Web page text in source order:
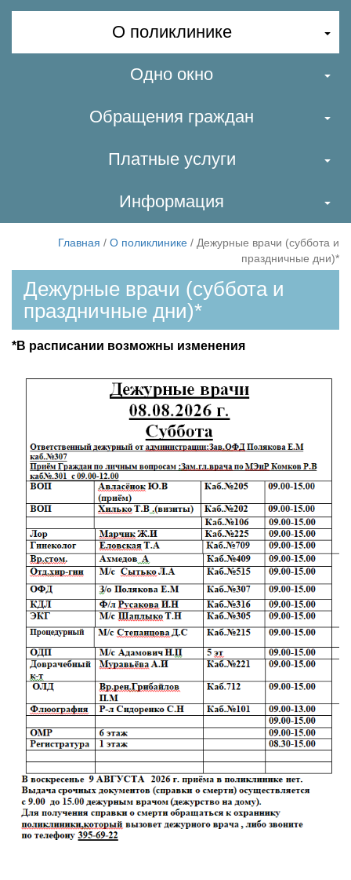
О поликлинике
Одно окно
Обращения граждан
Платные услуги
Информация
Главная / О поликлинике / Дежурные врачи (суббота и
праздничные дни)*
Дежурные врачи (суббота и
праздничные дни)*
*В расписании возможны изменения